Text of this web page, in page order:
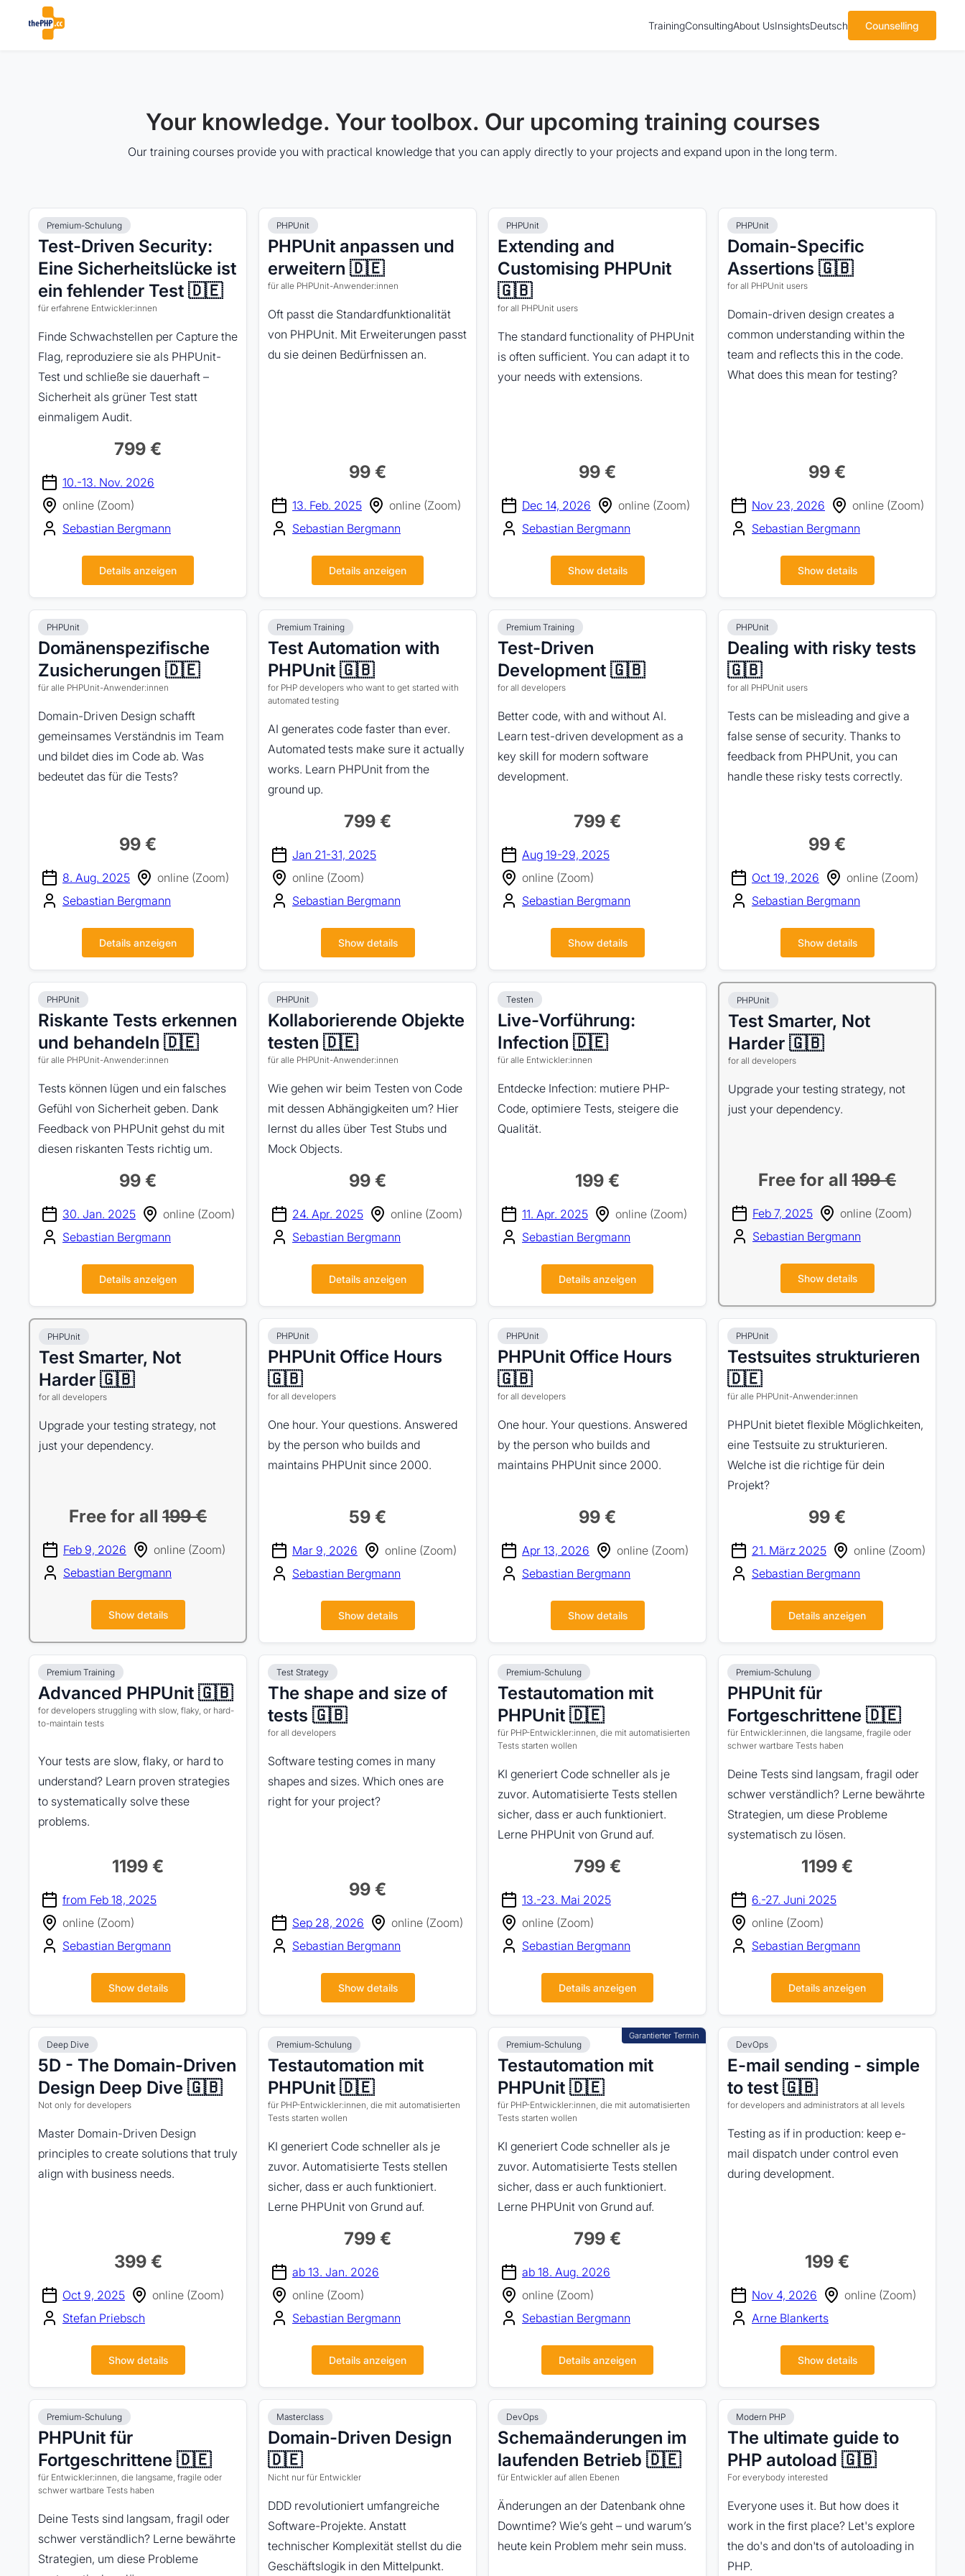
TrainingConsultingAbout UsInsightsDeutsch Counselling
Your knowledge. Your toolbox. Our upcoming training courses
Our training courses provide you with practical knowledge that you can apply directly to your projects and expand upon in the long term.
Premium-Schulung
Test-Driven Security:
Eine Sicherheitslücke ist
ein fehlender Test 🇩🇪
für erfahrene Entwickler:innen
Finde Schwachstellen per Capture the
Flag, reproduziere sie als PHPUnit-
Test und schließe sie dauerhaft –
Sicherheit als grüner Test statt
einmaligem Audit.
799 €
10.-13. Nov. 2026
online (Zoom)
Sebastian Bergmann
Details anzeigen
PHPUnit
PHPUnit anpassen und
erweitern 🇩🇪
für alle PHPUnit-Anwender:innen
Oft passt die Standardfunktionalität
von PHPUnit. Mit Erweiterungen passt
du sie deinen Bedürfnissen an.
99 €
13. Feb. 2025
online (Zoom)
Sebastian Bergmann
Details anzeigen
PHPUnit
Extending and
Customising PHPUnit
🇬🇧
for all PHPUnit users
The standard functionality of PHPUnit
is often sufficient. You can adapt it to
your needs with extensions.
99 €
Dec 14, 2026
online (Zoom)
Sebastian Bergmann
Show details
PHPUnit
Domain-Specific
Assertions 🇬🇧
for all PHPUnit users
Domain-driven design creates a
common understanding within the
team and reflects this in the code.
What does this mean for testing?
99 €
Nov 23, 2026
online (Zoom)
Sebastian Bergmann
Show details
PHPUnit
Domänenspezifische
Zusicherungen 🇩🇪
für alle PHPUnit-Anwender:innen
Domain-Driven Design schafft
gemeinsames Verständnis im Team
und bildet dies im Code ab. Was
bedeutet das für die Tests?
99 €
8. Aug. 2025
online (Zoom)
Sebastian Bergmann
Details anzeigen
Premium Training
Test Automation with
PHPUnit 🇬🇧
for PHP developers who want to get started with
automated testing
AI generates code faster than ever.
Automated tests make sure it actually
works. Learn PHPUnit from the
ground up.
799 €
Jan 21-31, 2025
online (Zoom)
Sebastian Bergmann
Show details
Premium Training
Test-Driven
Development 🇬🇧
for all developers
Better code, with and without AI.
Learn test-driven development as a
key skill for modern software
development.
799 €
Aug 19-29, 2025
online (Zoom)
Sebastian Bergmann
Show details
PHPUnit
Dealing with risky tests
🇬🇧
for all PHPUnit users
Tests can be misleading and give a
false sense of security. Thanks to
feedback from PHPUnit, you can
handle these risky tests correctly.
99 €
Oct 19, 2026
online (Zoom)
Sebastian Bergmann
Show details
PHPUnit
Riskante Tests erkennen
und behandeln 🇩🇪
für alle PHPUnit-Anwender:innen
Tests können lügen und ein falsches
Gefühl von Sicherheit geben. Dank
Feedback von PHPUnit gehst du mit
diesen riskanten Tests richtig um.
99 €
30. Jan. 2025
online (Zoom)
Sebastian Bergmann
Details anzeigen
PHPUnit
Kollaborierende Objekte
testen 🇩🇪
für alle PHPUnit-Anwender:innen
Wie gehen wir beim Testen von Code
mit dessen Abhängigkeiten um? Hier
lernst du alles über Test Stubs und
Mock Objects.
99 €
24. Apr. 2025
online (Zoom)
Sebastian Bergmann
Details anzeigen
Testen
Live-Vorführung:
Infection 🇩🇪
für alle Entwickler:innen
Entdecke Infection: mutiere PHP-
Code, optimiere Tests, steigere die
Qualität.
199 €
11. Apr. 2025
online (Zoom)
Sebastian Bergmann
Details anzeigen
PHPUnit
Test Smarter, Not
Harder 🇬🇧
for all developers
Upgrade your testing strategy, not
just your dependency.
Free for all 199 €
Feb 7, 2025
online (Zoom)
Sebastian Bergmann
Show details
PHPUnit
Test Smarter, Not
Harder 🇬🇧
for all developers
Upgrade your testing strategy, not
just your dependency.
Free for all 199 €
Feb 9, 2026
online (Zoom)
Sebastian Bergmann
Show details
PHPUnit
PHPUnit Office Hours
🇬🇧
for all developers
One hour. Your questions. Answered
by the person who builds and
maintains PHPUnit since 2000.
59 €
Mar 9, 2026
online (Zoom)
Sebastian Bergmann
Show details
PHPUnit
PHPUnit Office Hours
🇬🇧
for all developers
One hour. Your questions. Answered
by the person who builds and
maintains PHPUnit since 2000.
99 €
Apr 13, 2026
online (Zoom)
Sebastian Bergmann
Show details
PHPUnit
Testsuites strukturieren
🇩🇪
für alle PHPUnit-Anwender:innen
PHPUnit bietet flexible Möglichkeiten,
eine Testsuite zu strukturieren.
Welche ist die richtige für dein
Projekt?
99 €
21. März 2025
online (Zoom)
Sebastian Bergmann
Details anzeigen
Premium Training
Advanced PHPUnit 🇬🇧
for developers struggling with slow, flaky, or hard-
to-maintain tests
Your tests are slow, flaky, or hard to
understand? Learn proven strategies
to systematically solve these
problems.
1199 €
from Feb 18, 2025
online (Zoom)
Sebastian Bergmann
Show details
Test Strategy
The shape and size of
tests 🇬🇧
for all developers
Software testing comes in many
shapes and sizes. Which ones are
right for your project?
99 €
Sep 28, 2026
online (Zoom)
Sebastian Bergmann
Show details
Premium-Schulung
Testautomation mit
PHPUnit 🇩🇪
für PHP-Entwickler:innen, die mit automatisierten
Tests starten wollen
KI generiert Code schneller als je
zuvor. Automatisierte Tests stellen
sicher, dass er auch funktioniert.
Lerne PHPUnit von Grund auf.
799 €
13.-23. Mai 2025
online (Zoom)
Sebastian Bergmann
Details anzeigen
Premium-Schulung
PHPUnit für
Fortgeschrittene 🇩🇪
für Entwickler:innen, die langsame, fragile oder
schwer wartbare Tests haben
Deine Tests sind langsam, fragil oder
schwer verständlich? Lerne bewährte
Strategien, um diese Probleme
systematisch zu lösen.
1199 €
6.-27. Juni 2025
online (Zoom)
Sebastian Bergmann
Details anzeigen
Deep Dive
5D - The Domain-Driven
Design Deep Dive 🇬🇧
Not only for developers
Master Domain-Driven Design
principles to create solutions that truly
align with business needs.
399 €
Oct 9, 2025
online (Zoom)
Stefan Priebsch
Show details
Premium-Schulung
Testautomation mit
PHPUnit 🇩🇪
für PHP-Entwickler:innen, die mit automatisierten
Tests starten wollen
KI generiert Code schneller als je
zuvor. Automatisierte Tests stellen
sicher, dass er auch funktioniert.
Lerne PHPUnit von Grund auf.
799 €
ab 13. Jan. 2026
online (Zoom)
Sebastian Bergmann
Details anzeigen
Premium-Schulung
Testautomation mit
PHPUnit 🇩🇪
für PHP-Entwickler:innen, die mit automatisierten
Tests starten wollen
KI generiert Code schneller als je
zuvor. Automatisierte Tests stellen
sicher, dass er auch funktioniert.
Lerne PHPUnit von Grund auf.
799 €
ab 18. Aug. 2026
online (Zoom)
Sebastian Bergmann
Details anzeigen
DevOps
E-mail sending - simple
to test 🇬🇧
for developers and administrators at all levels
Testing as if in production: keep e-
mail dispatch under control even
during development.
199 €
Nov 4, 2026
online (Zoom)
Arne Blankerts
Show details
Premium-Schulung
PHPUnit für
Fortgeschrittene 🇩🇪
für Entwickler:innen, die langsame, fragile oder
schwer wartbare Tests haben
Deine Tests sind langsam, fragil oder
schwer verständlich? Lerne bewährte
Strategien, um diese Probleme
Masterclass
Domain-Driven Design
🇩🇪
Nicht nur für Entwickler
DDD revolutioniert umfangreiche
Software-Projekte. Anstatt
technischer Komplexität stellst du die
Geschäftslogik in den Mittelpunkt.
DevOps
Schemaänderungen im
laufenden Betrieb 🇩🇪
für Entwickler auf allen Ebenen
Änderungen an der Datenbank ohne
Downtime? Wie’s geht – und warum’s
heute kein Problem mehr sein muss.
Modern PHP
The ultimate guide to
PHP autoload 🇬🇧
For everybody interested
Everyone uses it. But how does it
work in the first place? Let's explore
the do's and don'ts of autoloading in
PHP.